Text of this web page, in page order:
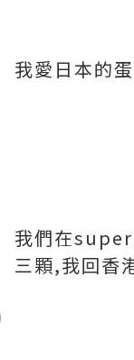
我愛日本的
我們在
三顆,我回香